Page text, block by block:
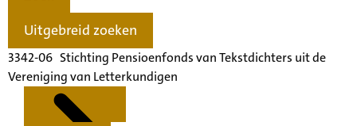
Uitgebreid zoeken
3342-06 Stichting Pensioenfonds van Tekstdichters uit de
Vereniging van Letterkundigen